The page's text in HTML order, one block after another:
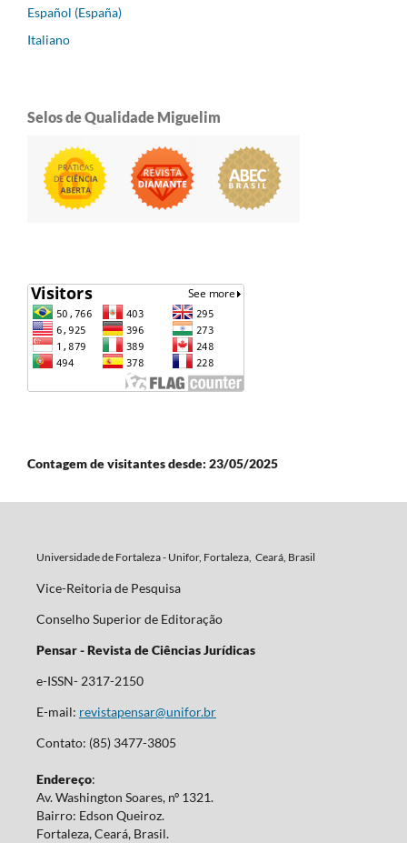
Español (España)
Italiano
Selos de Qualidade Miguelim
Contagem de visitantes desde: 23/05/2025
Universidade de Fortaleza - Unifor, Fortaleza, Ceará, Brasil
Vice-Reitoria de Pesquisa
Conselho Superior de Editoração
Pensar - Revista de Ciências Jurídicas
e-ISSN- 2317-2150
E-mail: revistapensar@unifor.br
Contato: (85) 3477-3805
Endereço:
Av. Washington Soares, nº 1321.
Bairro: Edson Queiroz.
Fortaleza, Ceará, Brasil.